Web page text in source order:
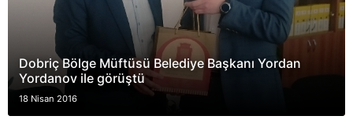
Dobriç Bölge Müftüsü Belediye Başkanı Yordan
Yordanov ile görüştü
18 Nisan 2016